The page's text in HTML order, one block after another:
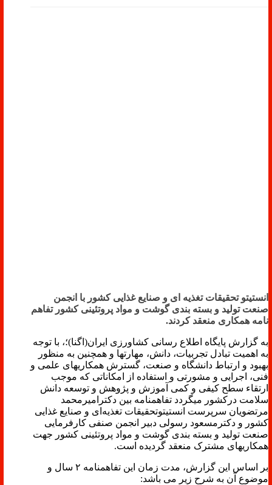
انستیتو تحقیقات تغذیه ای و صنایع غذایی کشور با انجمن
صنعت تولید و بسته بندی گوشت و مواد پروتئینی کشور تفاهم
نامه همکاری منعقد کردند.
به گزارش پایگاه اطلاع رسانی کشاورزی ایران(اگنا)؛، با توجه
به اهمیت تبادل تجربیات، دانش، مهارت­ها و همچنین به منظور
بهبود و ارتباط دانشگاه و صنعت، گسترش همکاری­های علمی و
فنی، اجرایی و مشورتی و استفاده از امکاناتی که موجب
ارتقاء سطح کیفی و کمی آموزش و پژوهش و توسعه دانش
سلامت درکشور می­گردد تفاهم­نامه بین دکترامیرمحمد
مرتضویان سرپرست انستیتوتحقیقات تغذیه‌ای و صنایع غذایی
کشور و دکترمسعود رسولی دبیر انجمن صنفی کارفرمایی
صنعت تولید و بسته بندی گوشت و مواد پروتئینی کشور جهت
همکاری­های مشترک منعقد گردیده است.
بر اساس این گزارش، مدت زمان این تفاهمنامه ۲ سال و
موضوع آن به شرح زیر می باشد: